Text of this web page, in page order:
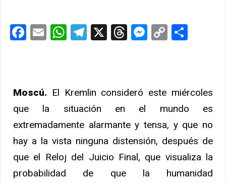
Facebook
EmailWhatsApp
Telegram
X ThreadsCopy
Moscú. El Kremlin consideró este miércoles
que la situación en el mundo es
extremadamente alarmante y tensa, y que no
hay a la vista ninguna distensión, después de
que el Reloj del Juicio Final, que visualiza la
probabilidad de que la humanidad